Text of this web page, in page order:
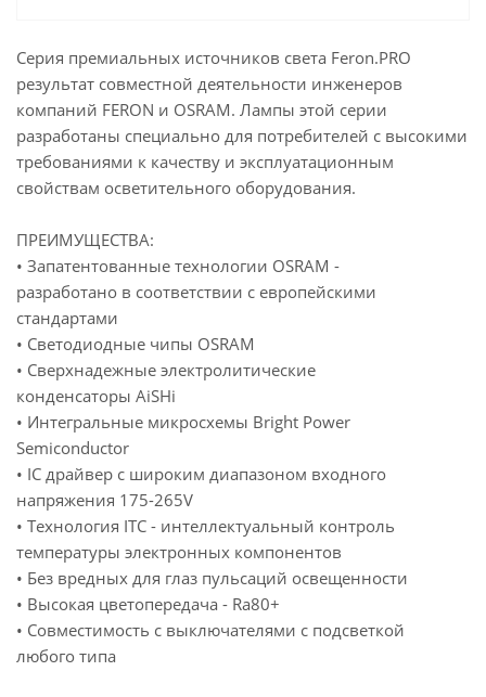
Серия премиальных источников света Feron.PRO
результат совместной деятельности инженеров
компаний FERON и OSRAM. Лампы этой серии
разработаны специально для потребителей с высокими
требованиями к качеству и эксплуатационным
свойствам осветительного оборудования.
ПРЕИМУЩЕСТВА:
• Запатентованные технологии OSRAM -
разработано в соответствии с европейскими
стандартами
• Светодиодные чипы OSRAM
• Сверхнадежные электролитические
конденсаторы AiSHi
• Интегральные микросхемы Bright Power
Semiconductor
• IC драйвер с широким диапазоном входного
напряжения 175-265V
• Технология ITC - интеллектуальный контроль
температуры электронных компонентов
• Без вредных для глаз пульсаций освещенности
• Высокая цветопередача - Ra80+
• Совместимость с выключателями с подсветкой
любого типа